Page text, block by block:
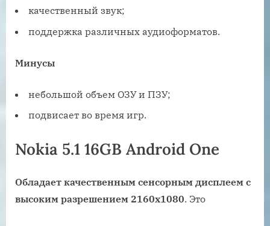
качественный звук;
поддержка различных аудиоформатов.
Минусы
небольшой объем ОЗУ и ПЗУ;
подвисает во время игр.
Nokia 5.1 16GB Android One
Обладает качественным сенсорным дисплеем с
высоким разрешением 2160х1080. Это